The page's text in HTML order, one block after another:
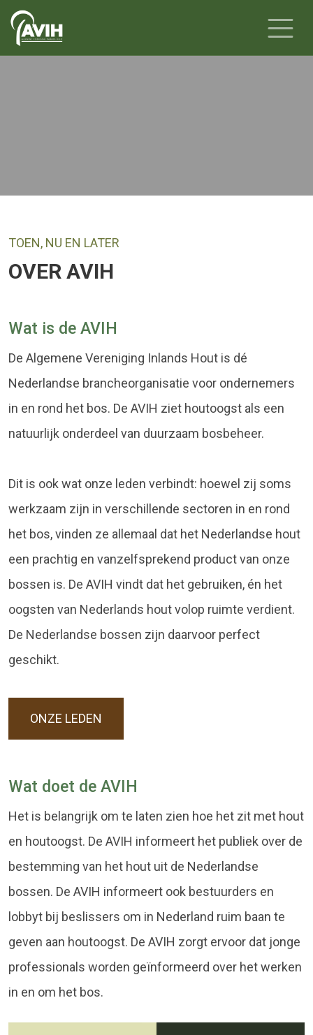
TOEN, NU EN LATER
OVER AVIH
Wat is de AVIH
De Algemene Vereniging Inlands Hout is dé
Nederlandse brancheorganisatie voor ondernemers
in en rond het bos. De AVIH ziet houtoogst als een
natuurlijk onderdeel van duurzaam bosbeheer.
Dit is ook wat onze leden verbindt: hoewel zij soms
werkzaam zijn in verschillende sectoren in en rond
het bos, vinden ze allemaal dat het Nederlandse hout
een prachtig en vanzelfsprekend product van onze
bossen is. De AVIH vindt dat het gebruiken, én het
oogsten van Nederlands hout volop ruimte verdient.
De Nederlandse bossen zijn daarvoor perfect
geschikt.
ONZE LEDEN
Wat doet de AVIH
Het is belangrijk om te laten zien hoe het zit met hout
en houtoogst. De AVIH informeert het publiek over de
bestemming van het hout uit de Nederlandse
bossen. De AVIH informeert ook bestuurders en
lobbyt bij beslissers om in Nederland ruim baan te
geven aan houtoogst. De AVIH zorgt ervoor dat jonge
professionals worden geïnformeerd over het werken
in en om het bos.